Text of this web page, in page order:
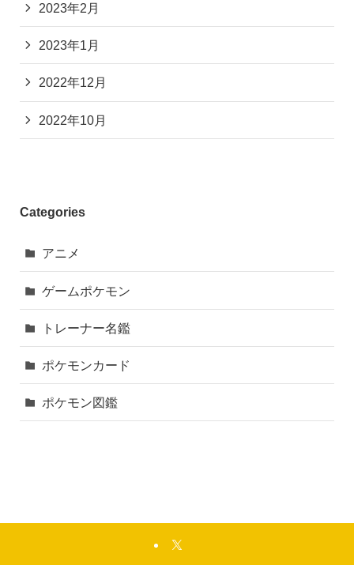
2023年2月
2023年1月
2022年12月
2022年10月
Categories
アニメ
ゲームポケモン
トレーナー名鑑
ポケモンカード
ポケモン図鑑